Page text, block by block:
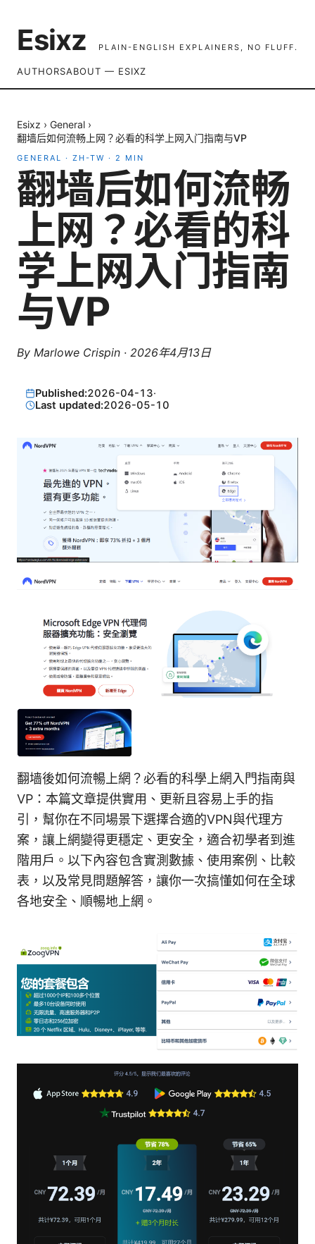
Esixz PLAIN-ENGLISH EXPLAINERS, NO FLUFF.
AUTHORSABOUT — ESIXZ
Esixz › General ›
翻墙后如何流畅上网？必看的科学上网入门指南与VP
GENERAL · ZH-TW · 2 MIN
翻墙后如何流畅
上网？必看的科
学上网入门指南
与VP
By Marlowe Crispin · 2026年4月13日
Published:2026-04-13·
Last updated:2026-05-10
翻墙後如何流暢上網？必看的科學上網入門指南與
VP：本篇文章提供實用、更新且容易上手的指
引，幫你在不同場景下選擇合適的VPN與代理方
案，讓上網變得更穩定、更安全，適合初學者到進
階用戶。以下內容包含實測數據、使用案例、比較
表，以及常見問題解答，讓你一次搞懂如何在全球
各地安全、順暢地上網。